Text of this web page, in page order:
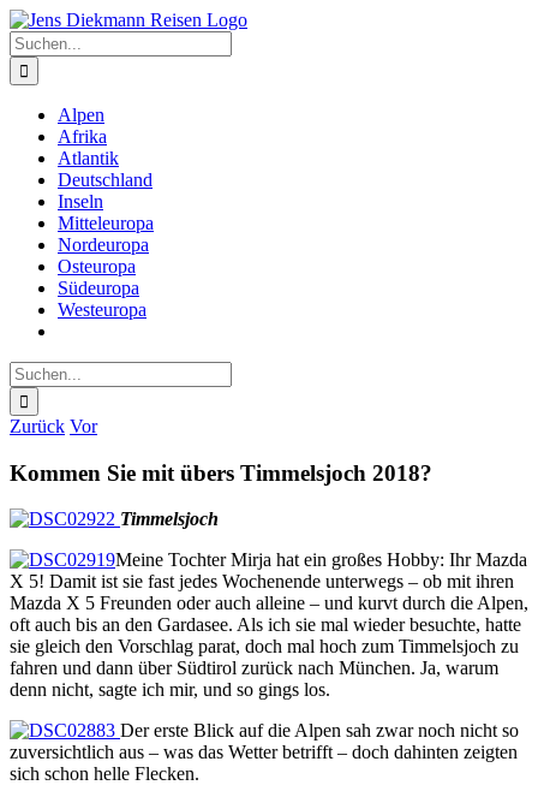
Zum
Inhalt
springen
Suche
nach:
Alpen
Afrika
Atlantik
Deutschland
Inseln
Mitteleuropa
Nordeuropa
Osteuropa
Südeuropa
Westeuropa
Suche
nach:
Zurück Vor
Kommen Sie mit übers Timmelsjoch 2018?
Timmelsjoch
Meine Tochter Mirja hat ein großes Hobby: Ihr Mazda
X 5! Damit ist sie fast jedes Wochenende unterwegs – ob mit ihren
Mazda X 5 Freunden oder auch alleine – und kurvt durch die Alpen,
oft auch bis an den Gardasee. Als ich sie mal wieder besuchte, hatte
sie gleich den Vorschlag parat, doch mal hoch zum Timmelsjoch zu
fahren und dann über Südtirol zurück nach München. Ja, warum
denn nicht, sagte ich mir, und so gings los.
Der erste Blick auf die Alpen sah zwar noch nicht so
zuversichtlich aus – was das Wetter betrifft – doch dahinten zeigten
sich schon helle Flecken.